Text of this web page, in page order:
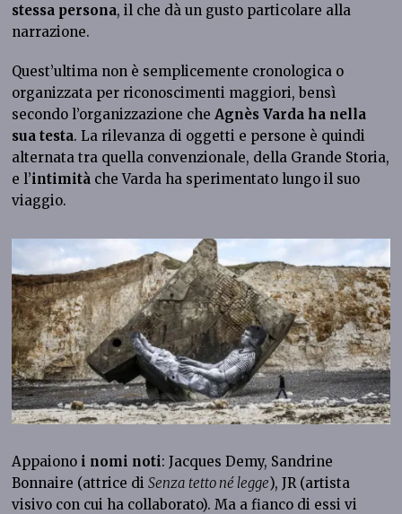
stessa persona, il che dà un gusto particolare alla
narrazione.
Quest’ultima non è semplicemente cronologica o
organizzata per riconoscimenti maggiori, bensì
secondo l’organizzazione che Agnès Varda ha nella
sua testa. La rilevanza di oggetti e persone è quindi
alternata tra quella convenzionale, della Grande Storia,
e l’intimità che Varda ha sperimentato lungo il suo
viaggio.
Appaiono i nomi noti: Jacques Demy, Sandrine
Bonnaire (attrice diSenza tetto né legge), JR (artista
visivo con cui ha collaborato). Ma a fianco di essi vi